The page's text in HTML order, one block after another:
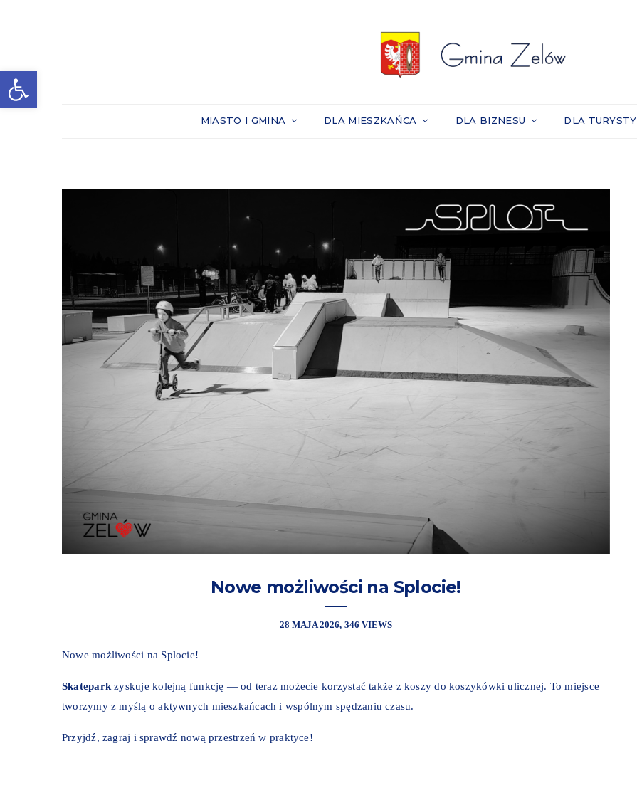
Otwórz pasek narzędzi
MIASTO I GMINA DLA MIESZKAŃCA DLA BIZNESU DLA TURYSTY
Nowe możliwości na Splocie!
28 MAJA 2026 346 VIEWS
Nowe możliwości na Splocie!
Skatepark zyskuje kolejną funkcję — od teraz możecie korzystać także z koszy do koszykówki ulicznej. To miejsce
tworzymy z myślą o aktywnych mieszkańcach i wspólnym spędzaniu czasu.
Przyjdź, zagraj i sprawdź nową przestrzeń w praktyce!